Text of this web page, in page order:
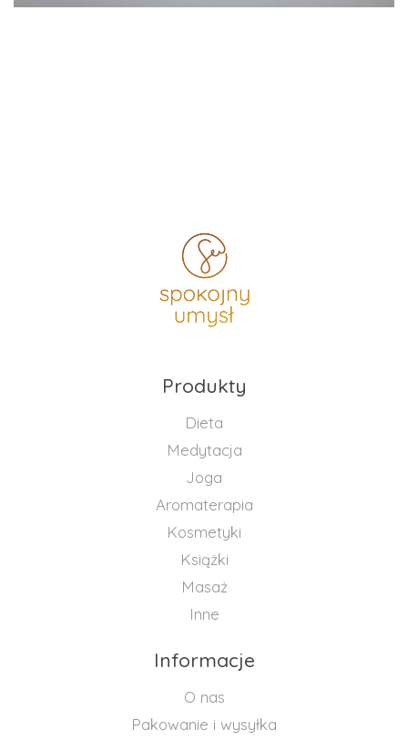
Produkty
Dieta
Medytacja
Joga
Aromaterapia
Kosmetyki
Książki
Masaż
Inne
Informacje
O nas
Pakowanie i wysyłka